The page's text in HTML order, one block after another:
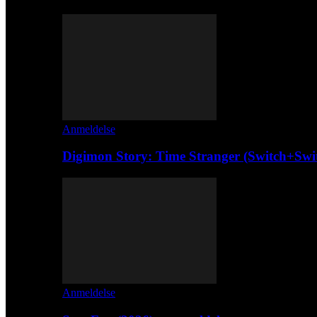
Anmeldelse
Digimon Story: Time Stranger
Anmeldelse